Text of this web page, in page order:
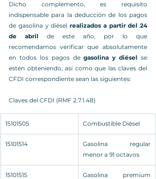
Dicho complemento, es requisito
indispensable para la deducción de los pagos
de gasolina y diésel realizados a partir del 24
de abril de este año, por lo que
recomendamos verificar que absolutamente
en todos los pagos de gasolina y diésel se
estén obteniendo, así como que las claves del
CFDI correspondiente sean las siguientes:
Claves del CFDI (RMF 2.7.1.48)
15101505 Combustible Diésel
15101514
Gasolina regular
menor a 91 octavos
15101515
Gasolina premium